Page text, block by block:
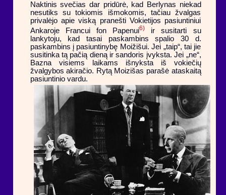
Naktinis svečias dar pridūrė, kad Berlynas niekad
nesutiks su tokiomis išmokomis, tačiau žvalgas
privalėjo apie viską pranešti Vokietijos pasiuntiniui
Ankaroje Francui fon Papenui6)
ir susitarti su
lankytoju, kad tasai paskambins spalio 30 d.
paskambins į pasiuntinybę Moižišui. Jei „taip“, tai jie
susitinka tą pačią dieną ir sandoris įvyksta. Jei „ne“,
Bazna visiems laikams išnyksta iš vokiečių
žvalgybos akiračio. Rytą Moizišas parašė ataskaitą
pasiuntinio vardu.